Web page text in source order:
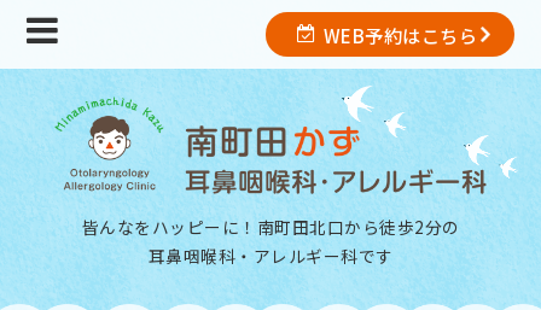
WEB予約はこちら
皆んなをハッピーに！南町田北口から徒歩2分の
耳鼻咽喉科・アレルギー科です